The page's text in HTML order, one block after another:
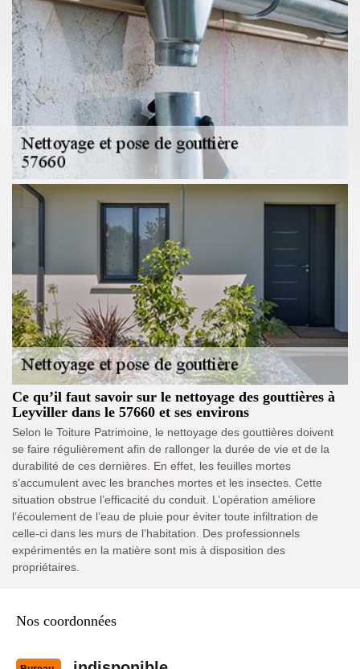
Ce qu’il faut savoir sur le nettoyage des gouttières à
Leyviller dans le 57660 et ses environs
Selon le Toiture Patrimoine, le nettoyage des gouttières doivent
se faire régulièrement afin de rallonger la durée de vie et de la
durabilité de ces dernières. En effet, les feuilles mortes
s’accumulent avec les branches mortes et les insectes. Cette
situation obstrue l’efficacité du conduit. L’opération améliore
l’écoulement de l’eau de pluie pour éviter toute infiltration de
celle-ci dans les murs de l’habitation. Des professionnels
expérimentés en la matière sont mis à disposition des
propriétaires.
Nos coordonnées